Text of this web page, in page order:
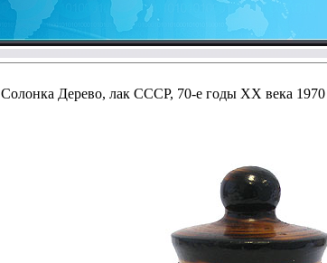
Солонка Дерево, лак СССР, 70-е годы XX века